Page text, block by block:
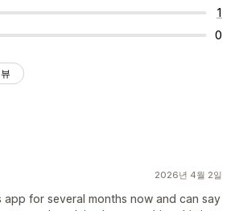
1
0
2026년 4월 2일
app for several months now and can say